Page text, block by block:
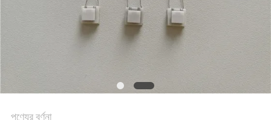
পণ্যের বর্ণনা